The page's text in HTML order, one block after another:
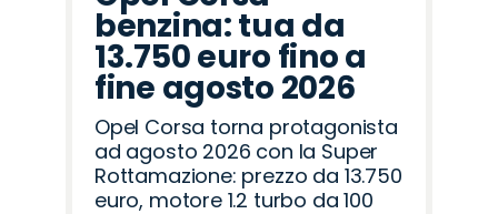
benzina: tua da
13.750 euro fino a
fine agosto 2026
Opel Corsa torna protagonista
ad agosto 2026 con la Super
Rottamazione: prezzo da 13.750
euro, motore 1.2 turbo da 100